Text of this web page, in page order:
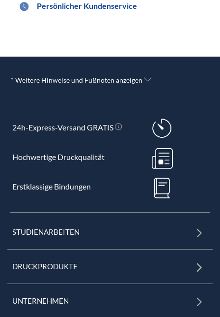
Persönlicher Kundenservice
* Weitere Hinweise und Fußnoten anzeigen
24h-Express-Versand GRATIS
Hochwertige Druckqualität
Erstklassige Bindungen
STUDIENARBEITEN
DRUCKPRODUKTE
UNTERNEHMEN